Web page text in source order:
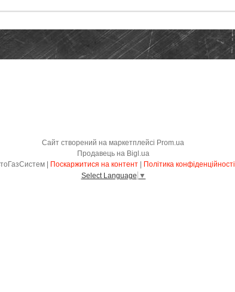
Сайт створений на маркетплейсі Prom.ua
Продавець на Bigl.ua
Поскаржитися на контент
Політика конфіденційності
Select Language ▼